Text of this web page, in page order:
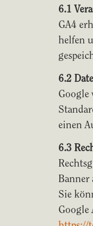
6.1
GA4
helfen
6.2
Google
einen
6.3
Sie